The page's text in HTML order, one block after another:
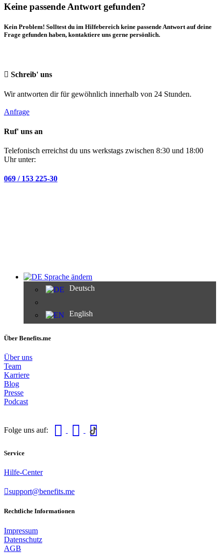
Die Verfügbarkeit eines 2:1-Gastronomie-Coupon (wie oft dieser
innerhalb eines bestimmten Zeitraums eingelöst werden kann) ist
immer in der im Angebot angegeben. Der Kaufbutton für das
entsprechende Restaurant aktiviert sich nach Ablauf des
Einlöseintervalls automatisch.
E-Mail: support@benefits.me tel.: 069 153 225 30
Keine passende Antwort gefunden?
Kein Problem! Solltest du im Hilfebereich keine passende Antwort auf deine
Frage gefunden haben, kontaktiere uns gerne persönlich.
Schreib' uns
Wir antworten dir für gewöhnlich innerhalb von 24 Stunden.
Anfrage
Ruf' uns an
Telefonisch erreichst du uns werkstags zwischen 8:30 und 18:00
Uhr unter:
069 / 153 225-30
Sprache ändern
Deutsch
English
Über Benefits.me
Über uns
Team
Karriere
Blog
Presse
Podcast
Folge uns auf:
Service
Hilfe-Center
support@benefits.me
Rechtliche Informationen
Impressum
Datenschutz
AGB